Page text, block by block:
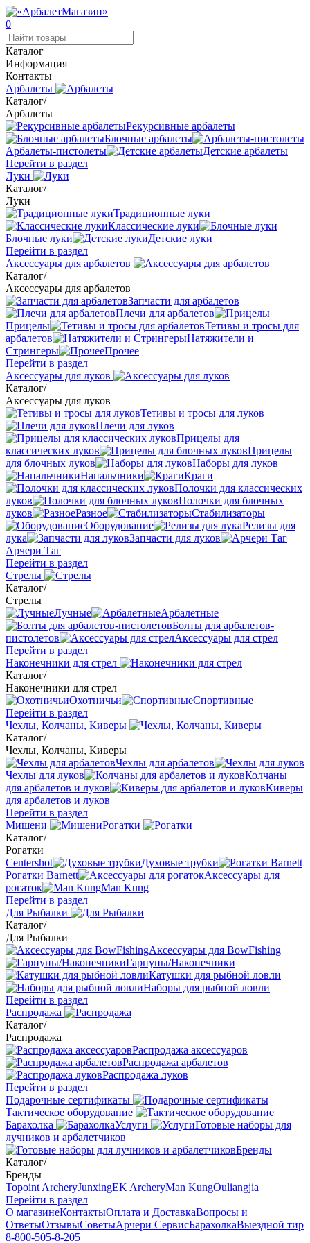
0
Каталог
Информация
Контакты
Арбалеты
Каталог/
Арбалеты
Рекурсивные арбалеты
Блочные арбалеты
Арбалеты-пистолеты
Детские арбалеты
Перейти в раздел
Луки
Каталог/
Луки
Традиционные луки
Классические луки
Блочные луки
Детские луки
Перейти в раздел
Аксессуары для арбалетов
Каталог/
Аксессуары для арбалетов
Запчасти для арбалетов
Плечи для арбалетов
Прицелы
Тетивы и тросы для
арбалетов
Натяжители и
Стрингеры
Прочее
Перейти в раздел
Аксессуары для луков
Каталог/
Аксессуары для луков
Тетивы и тросы для луков
Плечи для луков
Прицелы для
классических луков
Прицелы
для блочных луков
Наборы для луков
Напальчники
Краги
Полочки для классических
луков
Полочки для блочных
луков
Разное
Стабилизаторы
Оборудование
Релизы для
лука
Запчасти для луков
Арчери Таг
Перейти в раздел
Стрелы
Каталог/
Стрелы
Лучные
Арбалетные
Болты для арбалетов-
пистолетов
Аксессуары для стрел
Перейти в раздел
Наконечники для стрел
Каталог/
Наконечники для стрел
Охотничьи
Спортивные
Перейти в раздел
Чехлы, Колчаны, Киверы
Каталог/
Чехлы, Колчаны, Киверы
Чехлы для арбалетов
Чехлы для луков
Колчаны
для арбалетов и луков
Киверы
для арбалетов и луков
Перейти в раздел
Мишени
Рогатки
Каталог/
Рогатки
Centershot
Духовые трубки
Рогатки Barnett
Аксессуары для
рогаток
Man Kung
Перейти в раздел
Для Рыбалки
Каталог/
Для Рыбалки
Аксессуары для BowFishing
Гарпуны/Наконечники
Катушки для рыбной ловли
Наборы для рыбной ловли
Перейти в раздел
Распродажа
Каталог/
Распродажа
Распродажа аксессуаров
Распродажа арбалетов
Распродажа луков
Перейти в раздел
Подарочные сертификаты
Тактическое оборудование
Барахолка
Услуги
Готовые наборы для
лучников и арбалетчиков
Бренды
Каталог/
Бренды
Topoint ArcheryJunxingEK ArcheryMan KungOuliangjia
Перейти в раздел
О магазинеКонтактыОплата и ДоставкаВопросы и
ОтветыОтзывыСоветыАрчери СервисБарахолкаВыездной тир
8-800-505-8-205